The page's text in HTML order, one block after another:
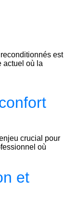
est
actuel où la
crucial pour
où
et